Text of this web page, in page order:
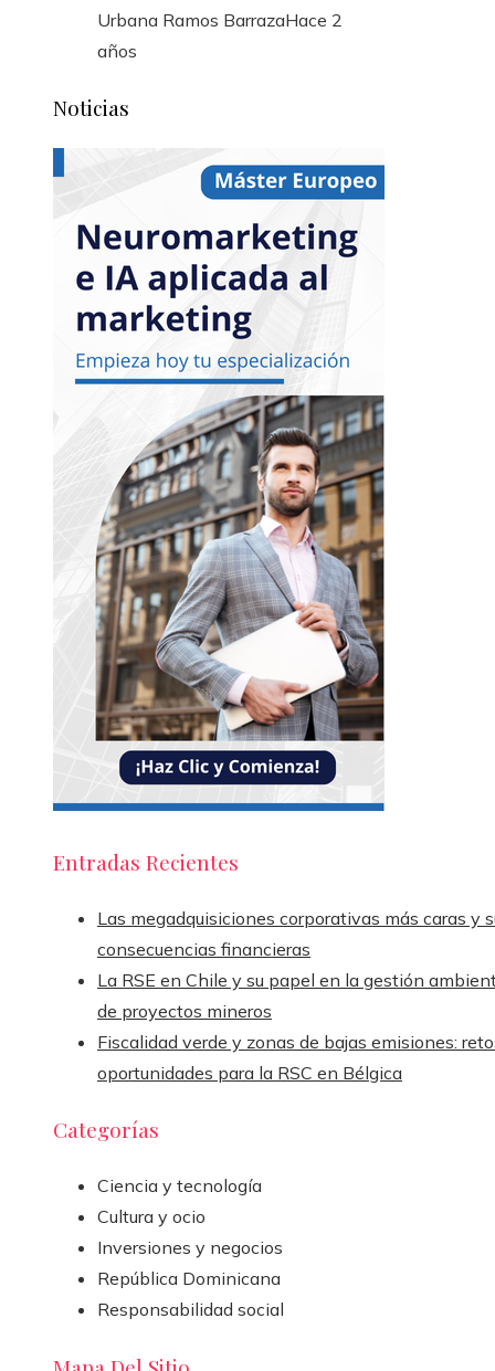
Urbana Ramos BarrazaHace 2
años
Noticias
Entradas Recientes
Las megadquisiciones corporativas más caras y
consecuencias financieras
La RSE en Chile y su papel en la gestión
de proyectos mineros
Fiscalidad verde y zonas de bajas emisiones:
oportunidades para la RSC en Bélgica
Categorías
Ciencia y tecnología
Cultura y ocio
Inversiones y negocios
República Dominicana
Responsabilidad social